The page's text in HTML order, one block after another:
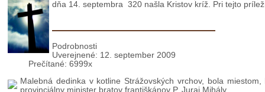
Prvé svedectvá o slávení sviatku Povýšenia sv. Kríža
Podrobnosti
Uverejnené: 12. september 2009
Prečítané: 6999x